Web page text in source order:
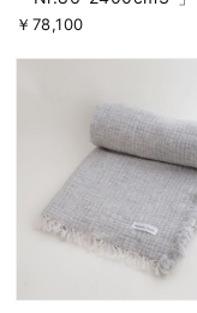
￥78,100